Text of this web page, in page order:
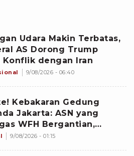
Udara Makin Terbatas,
AS Dorong Trump
Konflik dengan Iran
9/08/2026 - 06:40
Kebakaran Gedung
Jakarta: ASN yang
WFH Bergantian,
Pastikan Layanan Tetap
9/08/2026 - 01:15